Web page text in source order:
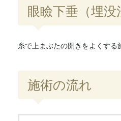
眼瞼下垂（埋没
糸で上まぶたの開きをよくする
施術の流れ